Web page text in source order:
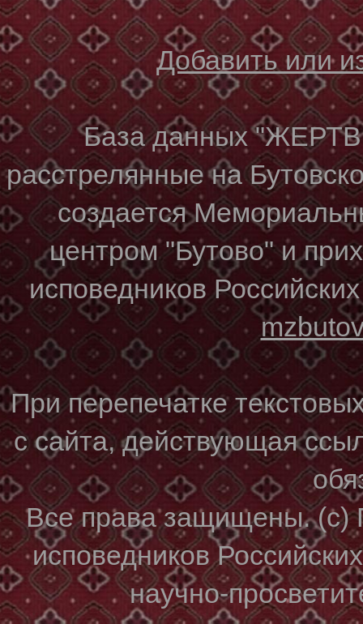
Добавить или
База данных
расстрелянные на
создается
центром "Бутово" и
исповедников
При перепечатке
с сайта, действующая
Все права защищены. (с)
исповедников
научно-